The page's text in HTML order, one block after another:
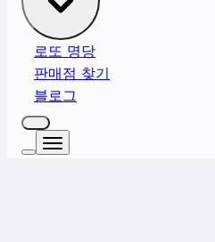
로또 명당
판매점 찾기
블로그